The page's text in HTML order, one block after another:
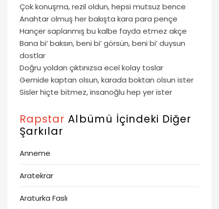
Çok konuşma, rezil oldun, hepsi mutsuz bence
Anahtar olmuş her bakışta kara para pençe
Hançer saplanmış bu kalbe fayda etmez akçe
Bana bi’ baksın, beni bi’ görsün, beni bi’ duysun
dostlar
Doğru yoldan çıktınızsa ecel kolay toslar
Gemide kaptan olsun, karada boktan olsun ister
Sisler hiçte bitmez, insanoğlu hep yer ister
Rapstar Albümü İçindeki Diğer
Şarkılar
Anneme
Aratekrar
Araturka Faslı